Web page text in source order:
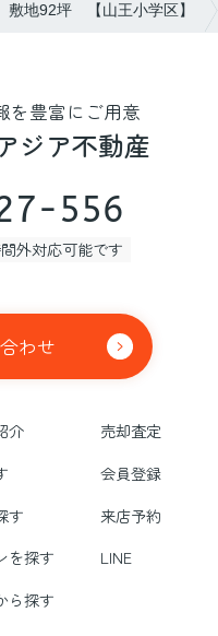
地92坪 【山王小学区】
を豊富にご用意
ア不動産
556
外対応可能です
わせ
介
売却査定
会員登録
す
来店予約
を探す
LINE
ら探す